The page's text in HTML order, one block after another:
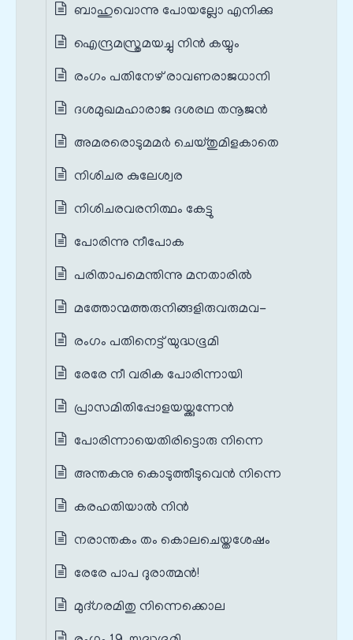
ബാഹുവൊന്നു പോയല്ലോ എനിക്കു
ഐന്ദ്രമസ്ത്രമയച്ചു നിൻ കയ്യും
രംഗം പതിനേഴ് രാവണരാജധാനി
ദശമുഖമഹാരാജ ദശരഥ തനൂജൻ
അമരരൊടുമമർ ചെയ്തുമിളകാതെ
നിശിചര കുലേശ്വര
നിശിചരവരനിത്ഥം കേട്ടു
പോരിന്നു നീപോക
പരിതാപമെന്തിന്നു മനതാരിൽ
മത്തോന്മത്തരുനിങ്ങളിരുവരുമവ-
രംഗം പതിനെട്ട് യുദ്ധഭൂമി
രേരേ നീ വരിക പോരിന്നായി
പ്രാസമിതിപ്പോളയയ്ക്കുന്നേൻ
പോരിന്നായെതിരിട്ടൊരു നിന്നെ
അന്തകനു കൊടുത്തീടുവെൻ നിന്നെ
കരഹതിയാൽ നിൻ
നരാന്തകം തം കൊലചെയ്തശേഷം
രേരേ പാപ ദുരാത്മൻ!
മുദ്ഗരമിതു നിന്നെക്കൊല